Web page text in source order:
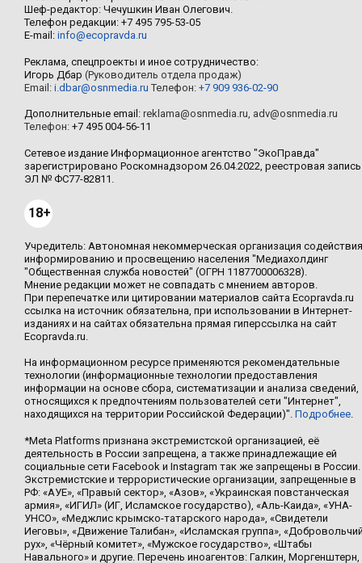
Шеф-редактор: Чечушкин Иван Олегович.
Телефон редакции: +7 495 795-53-05
E-mail: info@ecopravda.ru
Реклама, спецпроекты и иное сотрудничество:
Игорь Дбар (Руководитель отдела продаж)
Email: i.dbar@osnmedia.ru Телефон: +7 909 936-02-90
Дополнительные email: reklama@osnmedia.ru, adv@osnmedia.ru
Телефон: +7 495 004-56-11
Сетевое издание Информационное агентство "ЭкоПравда"
зарегистрировано Роскомнадзором 26.04.2022, реестровая запись
ЭЛ № ФС77-82811.
18+
Учредитель: Автономная некоммерческая организация содействия
информированию и просвещению населения "Медиахолдинг
"Общественная служба новостей" (ОГРН 1187700006328).
Мнение редакции может не совпадать с мнением авторов.
При перепечатке или цитировании материалов сайта Ecopravda.ru
ссылка на источник обязательна, при использовании в Интернет-
изданиях и на сайтах обязательна прямая гиперссылка на сайт
Ecopravda.ru.
На информационном ресурсе применяются рекомендательные
технологии (информационные технологии предоставления
информации на основе сбора, систематизации и анализа сведений,
относящихся к предпочтениям пользователей сети "Интернет",
находящихся на территории Российской Федерации)". Подробнее.
*Meta Platforms признана экстремистской организацией, её
деятельность в России запрещена, а также принадлежащие ей
социальные сети Facebook и Instagram так же запрещены в России.
Экстремистские и террористические организации, запрещенные в
РФ: «АУЕ», «Правый сектор», «Азов», «Украинская повстанческая
армия», «ИГИЛ» (ИГ, Исламское государство), «Аль-Каида», «УНА-
УНСО», «Меджлис крымско-татарского народа», «Свидетели
Иеговы», «Движение Талибан», «Исламская группа»,
рух», «Чёрный комитет», «Мужское государство», «Штабы
Навального» и другие. Перечень иноагентов: Галкин, Моргенштерн,